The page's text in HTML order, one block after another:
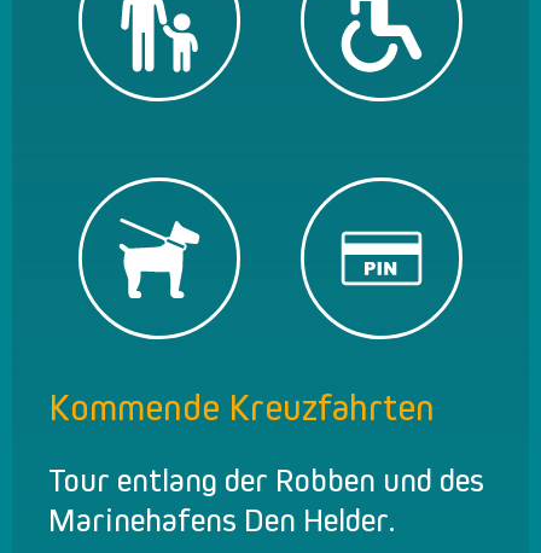
Kommende Kreuzfahrten
Tour entlang der Robben und des
Marinehafens Den Helder.